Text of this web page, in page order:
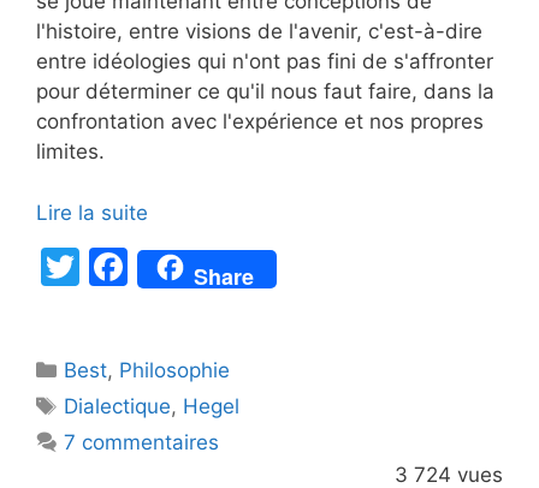
l'histoire, entre visions de l'avenir, c'est-à-dire
entre idéologies qui n'ont pas fini de s'affronter
pour déterminer ce qu'il nous faut faire, dans la
confrontation avec l'expérience et nos propres
limites.
Lire la suite
T
er
F
a
e
b
o
Share
Catégories
Best, Philosophie
Étiquettes
Dialectique, Hegel
7 commentaires
3 724 vues